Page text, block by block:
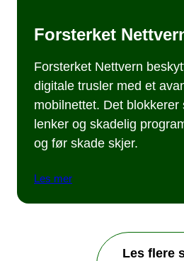
Forsterket
Forsterket Nettvern
digitale trusler med et
mobilnettet. Det
lenker og skadelig
og før skade skjer.
Les mer
Les flere